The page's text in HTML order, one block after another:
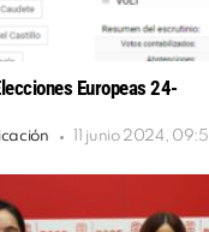
Europeas 24-
11 junio 2024, 09:51